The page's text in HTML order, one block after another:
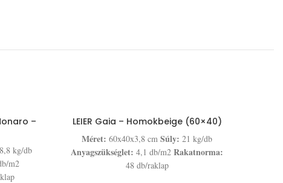
–
kg/db
m2
LEIER Gaia – Homokbeige (60×40)
Méret: 60x40x3,8 cm Súly: 21 kg/db
Anyagszükséglet: 4,1 db/m2 Rakatnorma:
48 db/raklap